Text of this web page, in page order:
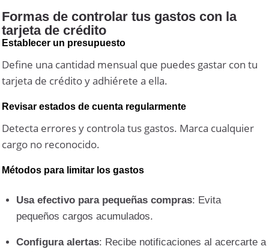
Formas de controlar tus gastos con la
tarjeta de crédito
Establecer un presupuesto
Define una cantidad mensual que puedes gastar con tu
tarjeta de crédito y adhiérete a ella.
Revisar estados de cuenta regularmente
Detecta errores y controla tus gastos. Marca cualquier
cargo no reconocido.
Métodos para limitar los gastos
Usa efectivo para pequeñas compras: Evita
pequeños cargos acumulados.
Configura alertas: Recibe notificaciones al acercarte a